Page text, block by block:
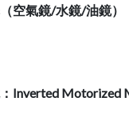
空氣鏡/水鏡/油鏡）
Inverted Motorized